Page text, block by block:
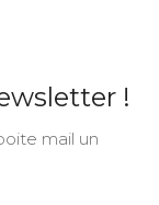
!
mail un